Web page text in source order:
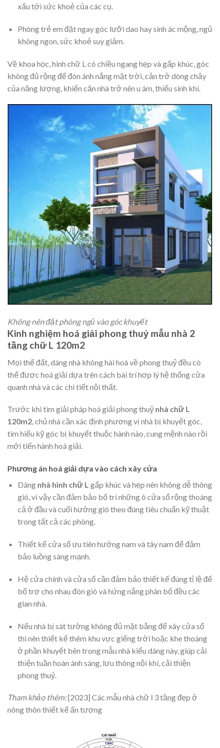
xấu tới sức khoẻ của các cụ.
Phòng trẻ em đặt ngay góc lưỡi dao hay sinh ác mộng, ngủ
không ngon, sức khoẻ suy giảm.
Về khoa học, hình chữ L có chiều ngang hẹp và gấp khúc, góc
không đủ rộng để đón ánh nắng mặt trời, cản trở dòng chảy
của năng lượng, khiến căn nhà trở nên u ám, thiếu sinh khí.
Không nên đặt phòng ngủ vào góc khuyết
Kinh nghiệm hoá giải phong thuỷ mẫu nhà 2
tầng chữ L 120m2
Mọi thế đất, dáng nhà không hài hoà về phong thuỷ đều có
thể được hoá giải dựa trên cách bài trí hợp lý hệ thống cửa
quanh nhà và các chi tiết nội thất.
Trước khi tìm giải pháp hoá giải phong thuỷ nhà chữ L
120m2, chủ nhà cần xác định phương vị nhà bị khuyết góc,
tìm hiểu kỹ góc bị khuyết thuộc hành nào, cung mệnh nào rồi
mới tiến hành hoá giải.
Phương án hoá giải dựa vào cách xây cửa
Dáng nhà hình chữ L gấp khúc và hẹp nên không dễ thông
gió, vì vậy cần đảm bảo bố trí những ô cửa sổ rộng thoáng
cả ở đầu và cuối hướng gió theo đúng tiêu chuẩn kỹ thuật
trong tất cả các phòng.
Thiết kế cửa sổ ưu tiên hướng nam và tây nam để đảm
bảo luồng sáng mạnh.
Hệ cửa chính và cửa sổ cần đảm bảo thiết kế đúng tỉ lệ để
bổ trợ cho nhau đón gió và hứng nắng phân bố đều các
gian nhà.
Nếu nhà bị sát tường không đủ mặt bằng để xây cửa sổ
thì nên thiết kế thêm khu vực giếng trời hoặc khe thoáng
ở phần khuyết bên trong mẫu nhà kiểu dáng này, giúp cải
thiện tuần hoàn ánh sáng, lưu thông nội khí, cải thiện
phong thuỷ.
Tham khảo thêm:[2023] Các mẫu nhà chữ l 3 tầng đẹp ở
nông thôn thiết kế ấn tượng